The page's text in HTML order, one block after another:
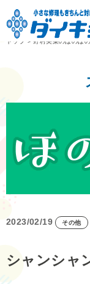
トップ
>野村美菜のほのぼ
2023/02/19 その他
シャンシャ